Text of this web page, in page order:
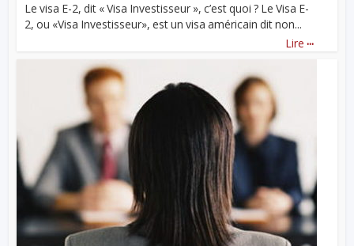
Le visa E-2, dit « Visa Investisseur », c’est quoi ? Le Visa E-
2, ou «Visa Investisseur», est un visa américain dit non...
Lire ...